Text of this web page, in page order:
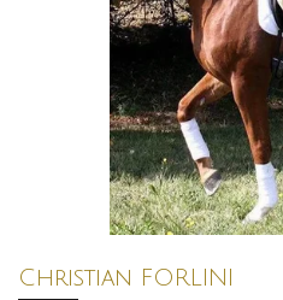
Christian FORLINI